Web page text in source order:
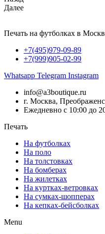
Далее
Печать на футболках в
+7(495)979-09-89
+7(999)905-02-99
Whatsapp Telegram Instagram
info@a3boutique.ru
г. Москва,
Ежедневно с 10:00 до
Печать
На футболках
На поло
На толстовках
На бомберах
На жилетках
На куртках-ветровках
На сумках-шопперах
На кепках-бейсболках
Menu